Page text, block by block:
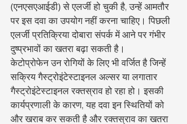
(एनएसएआईडी) से एलर्जी हो चुकी है, उन्हें आमतौर
पर इस दवा का उपयोग नहीं करना चाहिए। पिछली
एलर्जी प्रतिक्रिया दोबारा संपर्क में आने पर गंभीर
दुष्प्रभावों का खतरा बढ़ा सकती है।
केटोप्रोफेन उन रोगियों के लिए भी वर्जित है जिन्हें
सक्रिय गैस्ट्रोइंटेस्टाइनल अल्सर या लगातार
गैस्ट्रोइंटेस्टाइनल रक्तस्राव हो रहा हो। इसकी
कार्यप्रणाली के कारण, यह दवा इन स्थितियों को
और खराब कर सकती है और रक्तस्राव का खतरा